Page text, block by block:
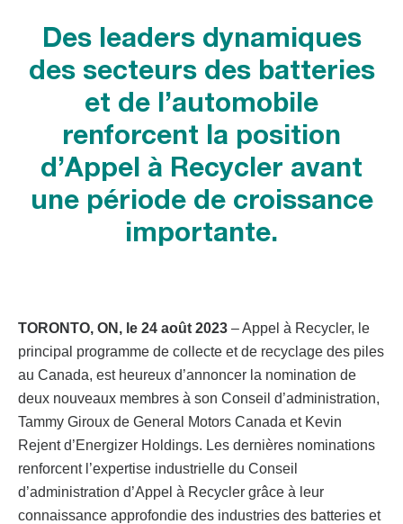
Des leaders dynamiques
des secteurs des batteries
et de l’automobile
renforcent la position
d’Appel à Recycler avant
une période de croissance
importante.
TORONTO, ON, le 24 août 2023 – Appel à Recycler, le
principal programme de collecte et de recyclage des piles
au Canada, est heureux d’annoncer la nomination de
deux nouveaux membres à son Conseil d’administration,
Tammy Giroux de General Motors Canada et Kevin
Rejent d’Energizer Holdings. Les dernières nominations
renforcent l’expertise industrielle du Conseil
d’administration d’Appel à Recycler grâce à leur
connaissance approfondie des industries des batteries et